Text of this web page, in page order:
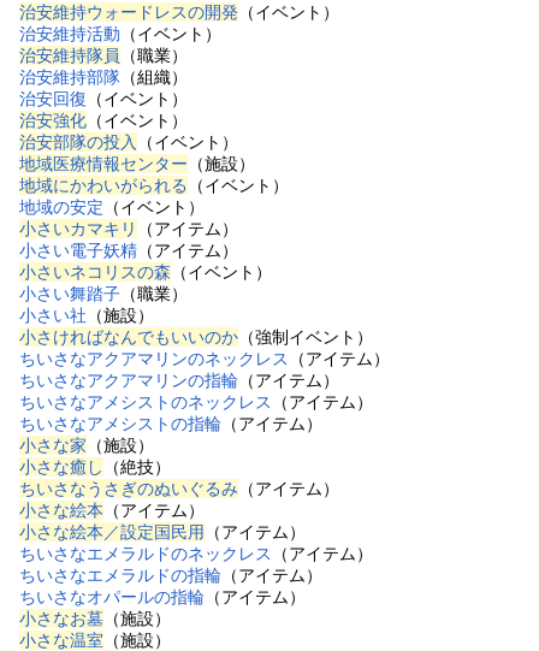
治安維持ウォードレスの開発 （イベント）
治安維持活動 （イベント）
治安維持隊員
（職業）
治安維持部隊 （組織）
治安回復 （イベント）
治安強化 （イベント）
治安部隊の投入
（イベント）
地域医療情報センター （施設）
地域にかわいがられる
（イベント）
地域の安定 （イベント）
小さいカマキリ
（アイテム）
小さい電子妖精 （アイテム）
小さいネコリスの森 （イベント）
小さい舞踏子 （職業）
小さい社 （施設）
小さければなんでもいいのか （強制イベント）
ちいさなアクアマリンのネックレス
（アイテム）
ちいさなアクアマリンの指輪 （アイテム）
ちいさなアメシストのネックレス
（アイテム）
ちいさなアメシストの指輪 （アイテム）
小さな家 （施設）
小さな癒し
（絶技）
ちいさなうさぎのぬいぐるみ （アイテム）
小さな絵本 （アイテム）
小さな絵本／設定国民用
（アイテム）
ちいさなエメラルドのネックレス
（アイテム）
ちいさなエメラルドの指輪 （アイテム）
ちいさなオパールの指輪 （アイテム）
小さなお墓 （施設）
小さな温室 （施設）